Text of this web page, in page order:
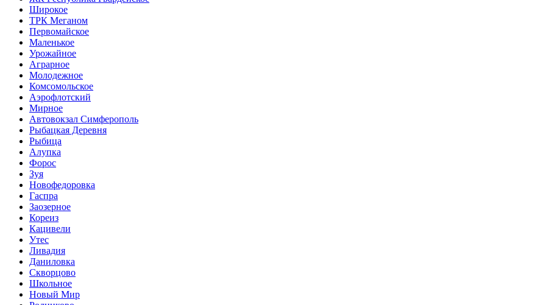
Широкое
ТРК Меганом
Первомайское
Маленькое
Урожайное
Аграрное
Молодежное
Комсомольское
Аэрофлотский
Мирное
Автовокзал Симферополь
Рыбацкая Деревня
Рыбица
Алупка
Форос
Зуя
Новофедоровка
Гаспра
Заозерное
Кореиз
Кацивели
Утес
Ливадия
Даниловка
Скворцово
Школьное
Новый Мир